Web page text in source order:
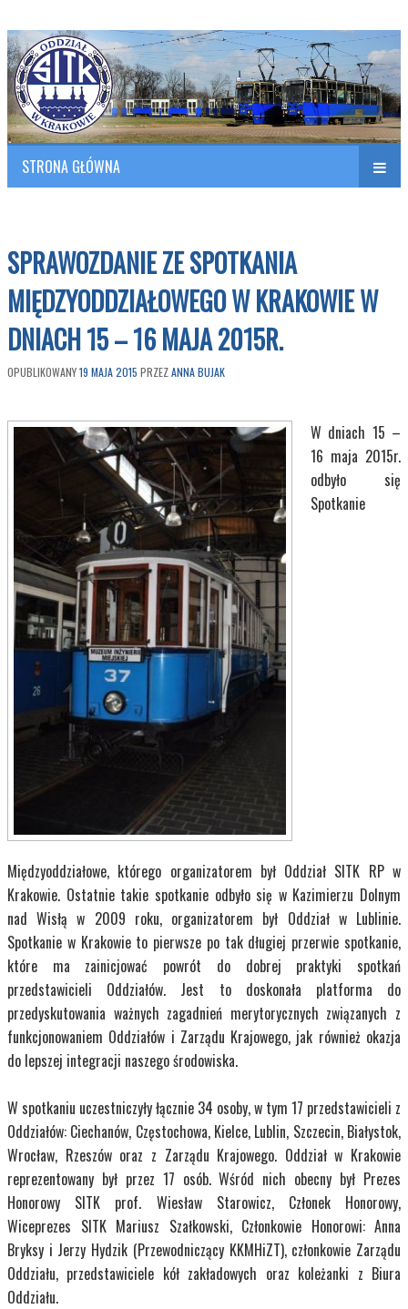
SITK RP Oddział w KRAKOWIE
Polish Association of Engineers & Technicians of Transportation
STRONA GŁÓWNA
SPRAWOZDANIE ZE SPOTKANIA
MIĘDZYODDZIAŁOWEGO W KRAKOWIE W
DNIACH 15 – 16 MAJA 2015R.
OPUBLIKOWANY19 MAJA 2015 PRZEZANNA BUJAK
W dniach 15 –
16 maja 2015r.
odbyło się
Spotkanie
Międzyoddziałowe, którego organizatorem był Oddział SITK RP w
Krakowie. Ostatnie takie spotkanie odbyło się w Kazimierzu Dolnym
nad Wisłą w 2009 roku, organizatorem był Oddział w Lublinie.
Spotkanie w Krakowie to pierwsze po tak długiej przerwie spotkanie,
które ma zainicjować powrót do dobrej praktyki spotkań
przedstawicieli Oddziałów. Jest to doskonała platforma do
przedyskutowania ważnych zagadnień merytorycznych związanych z
funkcjonowaniem Oddziałów i Zarządu Krajowego, jak również okazja
do lepszej integracji naszego środowiska.
W spotkaniu uczestniczyły łącznie 34 osoby, w tym 17 przedstawicieli z
Oddziałów: Ciechanów, Częstochowa, Kielce, Lublin, Szczecin, Białystok,
Wrocław, Rzeszów oraz z Zarządu Krajowego. Oddział w Krakowie
reprezentowany był przez 17 osób. Wśród nich obecny był Prezes
Honorowy SITK prof. Wiesław Starowicz, Członek Honorowy,
Wiceprezes SITK Mariusz Szałkowski, Członkowie Honorowi: Anna
Bryksy i Jerzy Hydzik (Przewodniczący KKMHiZT), członkowie Zarządu
Oddziału, przedstawiciele kół zakładowych oraz koleżanki z Biura
Oddziału.